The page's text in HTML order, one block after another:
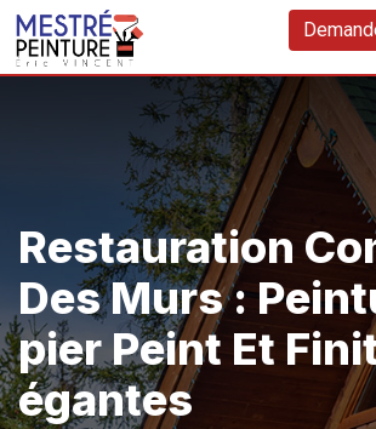
Skip
content
Restauration
Des Murs :
Pier Peint Et
Égantes